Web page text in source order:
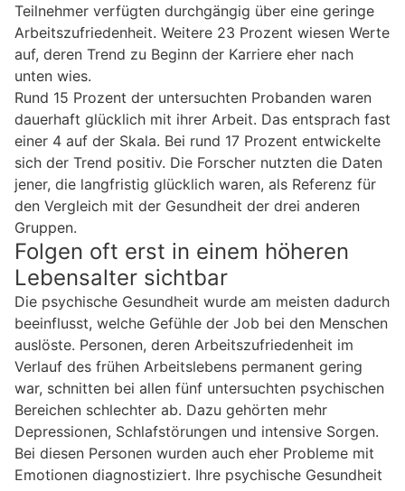
Teilnehmer verfügten durchgängig über eine geringe
Arbeitszufriedenheit. Weitere 23 Prozent wiesen Werte
auf, deren Trend zu Beginn der Karriere eher nach
unten wies.
Rund 15 Prozent der untersuchten Probanden waren
dauerhaft glücklich mit ihrer Arbeit. Das entsprach fast
einer 4 auf der Skala. Bei rund 17 Prozent entwickelte
sich der Trend positiv. Die Forscher nutzten die Daten
jener, die langfristig glücklich waren, als Referenz für
den Vergleich mit der Gesundheit der drei anderen
Gruppen.
Folgen oft erst in einem höheren
Lebensalter sichtbar
Die psychische Gesundheit wurde am meisten dadurch
beeinflusst, welche Gefühle der Job bei den Menschen
auslöste. Personen, deren Arbeitszufriedenheit im
Verlauf des frühen Arbeitslebens permanent gering
war, schnitten bei allen fünf untersuchten psychischen
Bereichen schlechter ab. Dazu gehörten mehr
Depressionen, Schlafstörungen und intensive Sorgen.
Bei diesen Personen wurden auch eher Probleme mit
Emotionen diagnostiziert. Ihre psychische Gesundheit